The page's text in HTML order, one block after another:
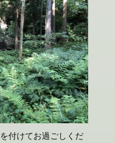
付けてお過ごしくだ